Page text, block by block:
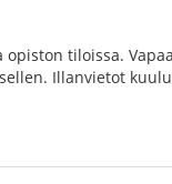
opiston tiloissa.
Illanvietot